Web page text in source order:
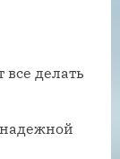
все делать